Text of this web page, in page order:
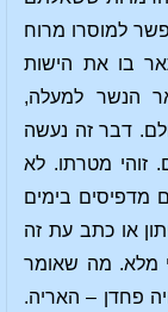
למוסרו מרוח
בו את הישות
הנשר למעלה,
דבר זה נעשה
זוהי מטרתו. לא
מדפיסים בימים
או כתב עת זה
מלא. מה שאומר
פחדן – האריה.